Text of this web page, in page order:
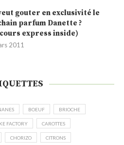
gouter en exclusivité le
parfum Danette ?
express inside)
2011
BOEUF BRIOCHE
FACTORY CAROTTES
CHORIZO CITRONS